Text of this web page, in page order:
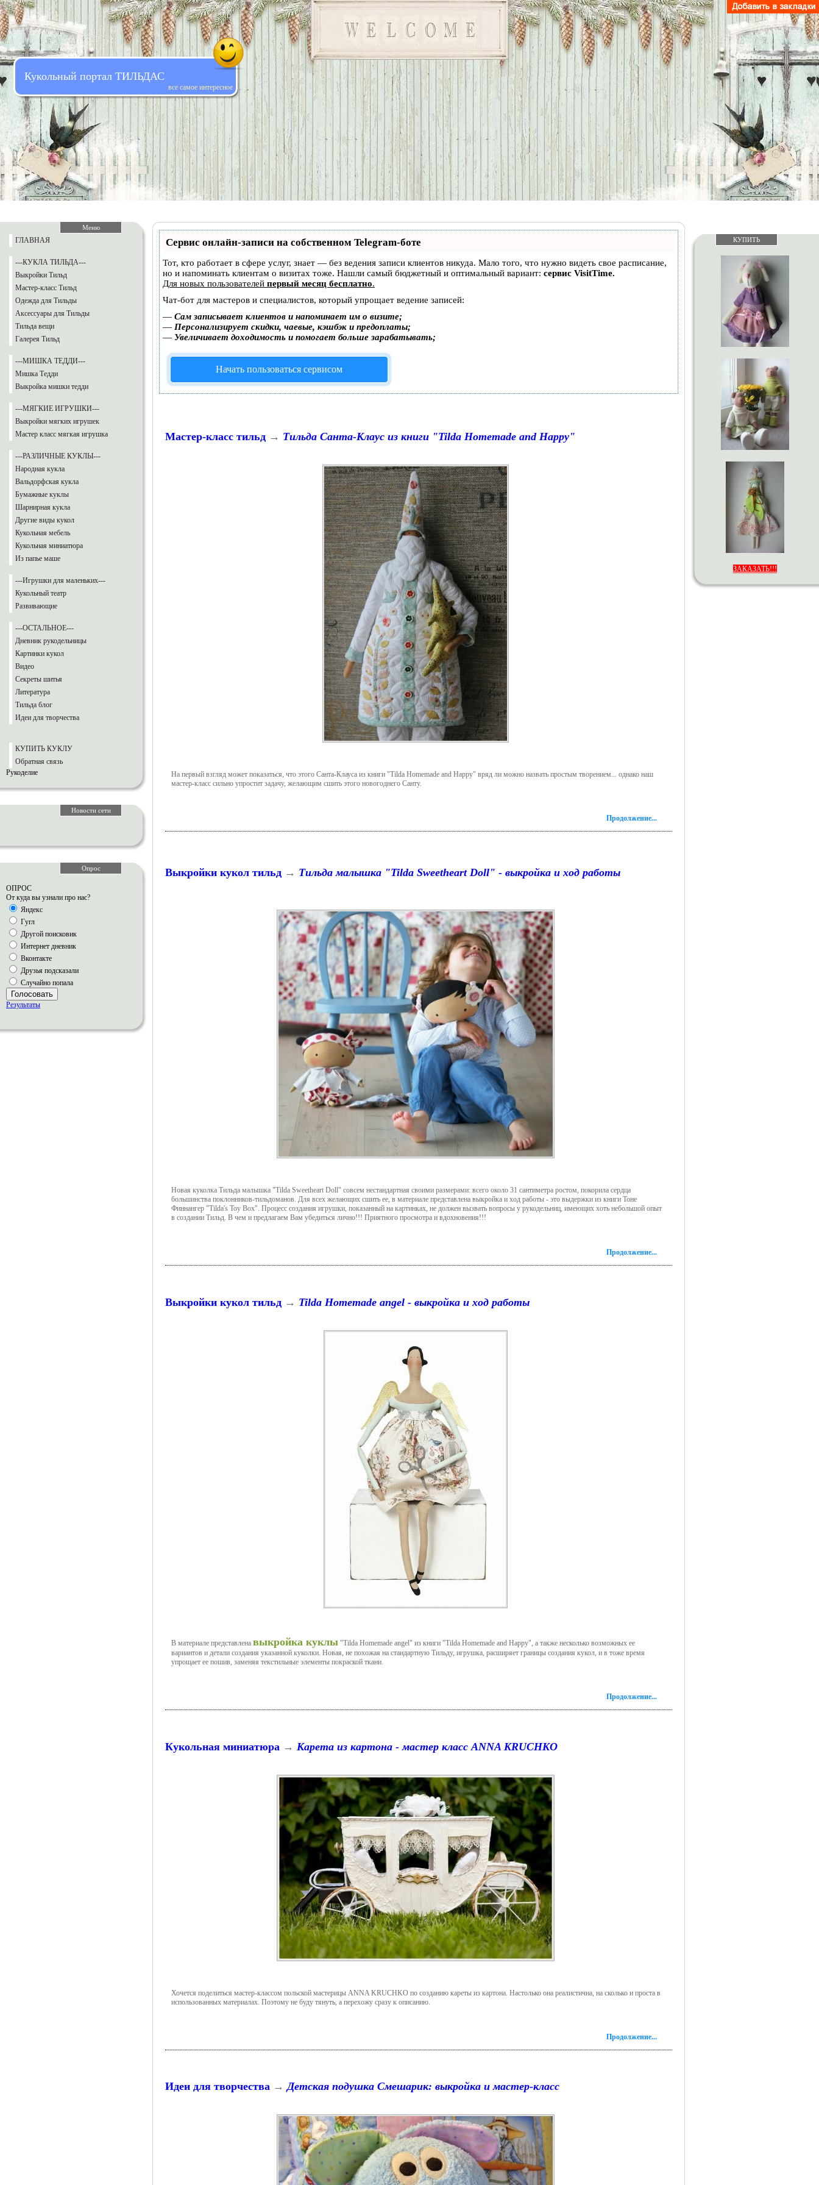
Кукольный портал ТИЛЬДАС
все самое интересное
Меню
ГЛАВНАЯ
---КУКЛА ТИЛЬДА---
Выкройки Тильд
Мастер-класс Тильд
Одежда для Тильды
Аксессуары для Тильды
Тильда вещи
Галерея Тильд
---МИШКА ТЕДДИ---
Мишка Тедди
Выкройка мишки тедди
---МЯГКИЕ ИГРУШКИ---
Выкройки мягких игрушек
Мастер класс мягкая игрушка
---РАЗЛИЧНЫЕ КУКЛЫ---
Народная кукла
Вальдорфская кукла
Бумажные куклы
Шарнирная кукла
Другие виды кукол
Кукольная мебель
Кукольная миниатюра
Из папье маше
---Игрушки для маленьких---
Кукольный театр
Развивающие
---ОСТАЛЬНОЕ---
Дневник рукодельницы
Картинки кукол
Видео
Секреты шитья
Литература
Тильда блог
Идеи для творчества
КУПИТЬ КУКЛУ
Обратная связь
Рукоделие
Новости сети
Опрос
ОПРОС
От куда вы узнали про нас?
Яндекс
Гугл
Другой поисковик
Интернет дневник
Вконтакте
Друзья подсказали
Случайно попала
Голосовать
Результаты
Сервис онлайн-записи на собственном Telegram-боте
Тот, кто работает в сфере услуг, знает — без ведения записи клиентов никуда. Мало того, что нужно видеть свое расписание,
но и напоминать клиентам о визитах тоже. Нашли самый бюджетный и оптимальный вариант: сервис VisitTime.
Для новых пользователей первый месяц бесплатно.
Чат-бот для мастеров и специалистов, который упрощает ведение записей:
— Сам записывает клиентов и напоминает им о визите;
— Персонализирует скидки, чаевые, кэшбэк и предоплаты;
— Увеличивает доходимость и помогает больше зарабатывать;
Начать пользоваться сервисом
Мастер-класс тильд → Тильда Санта-Клаус из книги "Tilda Homemade and Happy"
На первый взгляд может показаться, что этого Санта-Клауса из книги "Tilda Homemade and Happy" вряд ли можно назвать простым творением... однако наш
мастер-класс сильно упростит задачу, желающим сшить этого новогоднего Санту.
Продолжение...
Выкройки кукол тильд → Тильда малышка "Tilda Sweetheart Doll" - выкройка и ход работы
Новая куколка Тильда малышка "Tilda Sweetheart Doll" совсем нестандартная своими размерами: всего около 31 сантиметра ростом, покорила сердца
большинства поклонников-тильдоманов. Для всех желающих сшить ее, в материале представлена выкройка и ход работы - это выдержки из книги Тоне
Финнангер "Tilda's Toy Box". Процесс создания игрушки, показанный на картинках, не должен вызвать вопросы у рукодельниц, имеющих хоть небольшой опыт
в создании Тильд. В чем и предлагаем Вам убедиться лично!!! Приятного просмотра и вдохновения!!!
Продолжение...
Выкройки кукол тильд → Tilda Homemade angel - выкройка и ход работы
В материале представлена выкройка куклы "Tilda Homemade angel" из книги "Tilda Homemade and Happy", а также несколько возможных ее
вариантов и детали создания указанной куколки. Новая, не похожая на стандартную Тильду, игрушка, расширяет границы создания кукол, и в тоже время
упрощает ее пошив, заменяя текстильные элементы покраской ткани.
Продолжение...
Кукольная миниатюра → Карета из картона - мастер класс ANNA KRUCHKO
Хочется поделиться мастер-классом польской мастерицы ANNA KRUCHKO по созданию кареты из картона. Настолько она реалистична, на сколько и проста в
использованных материалах. Поэтому не буду тянуть, а перехожу сразу к описанию.
Продолжение...
Идеи для творчества →Детская подушка Смешарик: выкройка и мастер-класс
КУПИТЬ
ЗАКАЗАТЬ!!!